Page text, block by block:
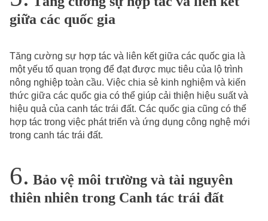
giữa các quốc gia
Tăng cường sự hợp tác và liên kết giữa các quốc gia là
một yếu tố quan trọng để đạt được mục tiêu của lộ trình
nông nghiệp toàn cầu. Việc chia sẻ kinh nghiệm và kiến
thức giữa các quốc gia có thể giúp cải thiện hiệu suất và
hiệu quả của canh tác trái đất. Các quốc gia cũng có thể
hợp tác trong việc phát triển và ứng dụng công nghệ mới
trong canh tác trái đất.
Bảo vệ môi trường và tài nguyên
thiên nhiên trong Canh tác trái đất